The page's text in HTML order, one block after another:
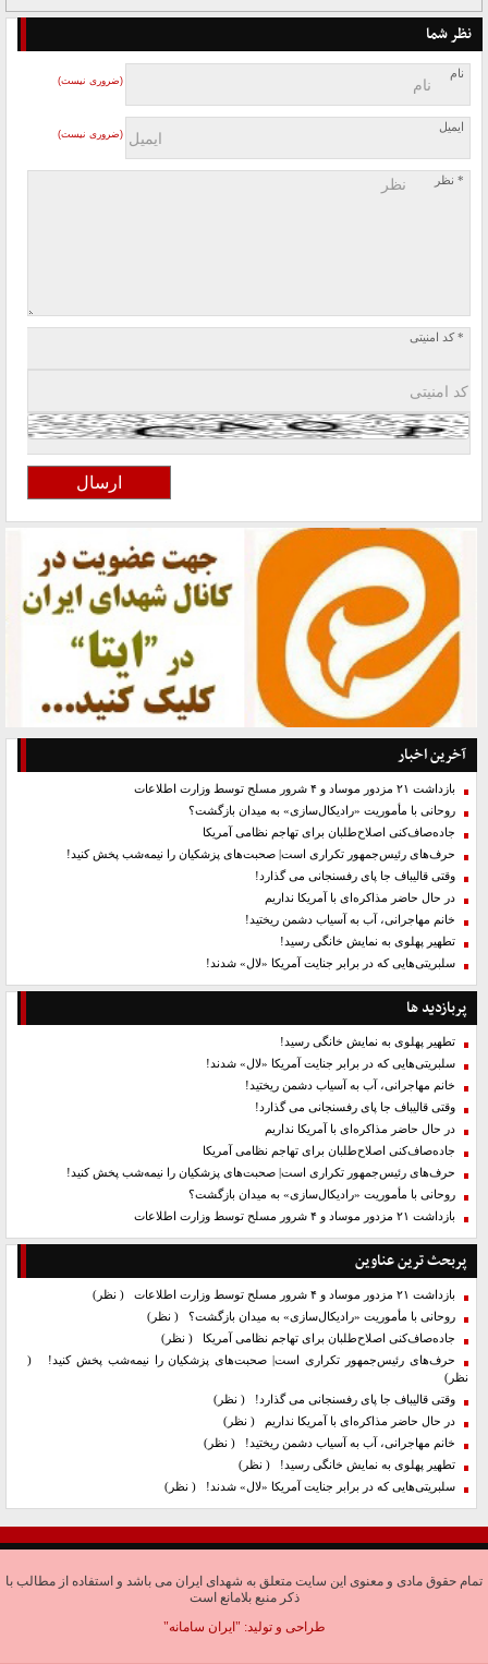
نظر شما
نام
(ضروری نیست)
ایمیل
(ضروری نیست)
* نظر
* کد امنیتی
آخرین اخبار
بازداشت ۲۱ مزدور موساد و ۴ شرور مسلح توسط وزارت اطلاعات
روحانی با مأموریت «رادیکال‌سازی» به میدان بازگشت؟
جاده‌صاف‌کنی اصلاح‌طلبان برای تهاجم نظامی آمریکا
حرف‌های رئیس‌جمهور تکراری است| صحبت‌های پزشکیان را نیمه‌شب پخش کنید!
وقتی قالیباف جا پای رفسنجانی می گذارد!
در حال حاضر مذاکره‌ای با آمریکا نداریم
خانم مهاجرانی، آب به آسیاب دشمن ریختید!
تطهیر پهلوی به نمایش خانگی رسید!
سلبریتی‌هایی که در برابر جنایت آمریکا «لال» شدند!
پربازدید ها
تطهیر پهلوی به نمایش خانگی رسید!
سلبریتی‌هایی که در برابر جنایت آمریکا «لال» شدند!
خانم مهاجرانی، آب به آسیاب دشمن ریختید!
وقتی قالیباف جا پای رفسنجانی می گذارد!
در حال حاضر مذاکره‌ای با آمریکا نداریم
جاده‌صاف‌کنی اصلاح‌طلبان برای تهاجم نظامی آمریکا
حرف‌های رئیس‌جمهور تکراری است| صحبت‌های پزشکیان را نیمه‌شب پخش کنید!
روحانی با مأموریت «رادیکال‌سازی» به میدان بازگشت؟
بازداشت ۲۱ مزدور موساد و ۴ شرور مسلح توسط وزارت اطلاعات
پربحث ترین عناوین
بازداشت ۲۱ مزدور موساد و ۴ شرور مسلح توسط وزارت اطلاعات
( نظر)
روحانی با مأموریت «رادیکال‌سازی» به میدان بازگشت؟ ( نظر)
جاده‌صاف‌کنی اصلاح‌طلبان برای تهاجم نظامی آمریکا
( نظر)
حرف‌های رئیس‌جمهور تکراری است| صحبت‌های پزشکیان را نیمه‌شب پخش کنید!
(
نظر)
وقتی قالیباف جا پای رفسنجانی می گذارد! ( نظر)
در حال حاضر مذاکره‌ای با آمریکا نداریم
( نظر)
خانم مهاجرانی، آب به آسیاب دشمن ریختید! ( نظر)
تطهیر پهلوی به نمایش خانگی رسید! ( نظر)
سلبریتی‌هایی که در برابر جنایت آمریکا «لال» شدند! ( نظر)
تمام حقوق مادی و معنوی این سایت متعلق به شهدای ایران می باشد و استفاده از مطالب با
ذکر منبع بلامانع است
طراحی و تولید: "ایران سامانه"